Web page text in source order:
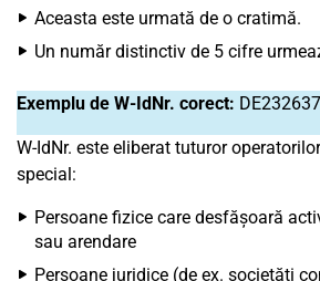
Aceasta este urmată de o cratimă.
Un număr distinctiv de 5 cifre
Exemplu de W-IdNr. corect:
W-IdNr. este eliberat tuturor
special:
Persoane fizice care desfășoară
sau arendare
Persoane juridice (de ex. societăți